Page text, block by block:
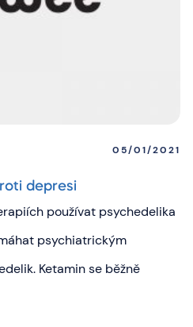
05/01/2021
depresi
používat psychedelika
psychiatrickým
Ketamin se běžně